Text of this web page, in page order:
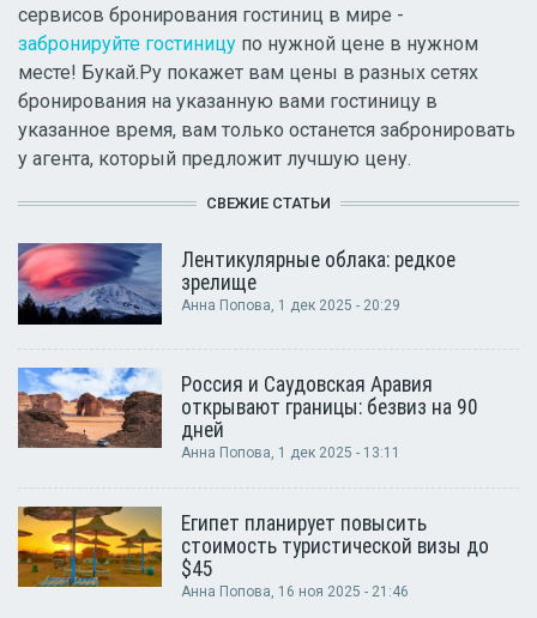
сервисов бронирования гостиниц в мире -
забронируйте гостиницу по нужной цене в нужном
месте! Букай.Ру покажет вам цены в разных сетях
бронирования на указанную вами гостиницу в
указанное время, вам только останется забронировать
у агента, который предложит лучшую цену.
СВЕЖИЕ СТАТЬИ
Лентикулярные облака: редкое
зрелище
Анна Попова, 1 дек 2025 - 20:29
Россия и Саудовская Аравия
открывают границы: безвиз на 90
дней
Анна Попова, 1 дек 2025 - 13:11
Египет планирует повысить
стоимость туристической визы до
$45
Анна Попова, 16 ноя 2025 - 21:46